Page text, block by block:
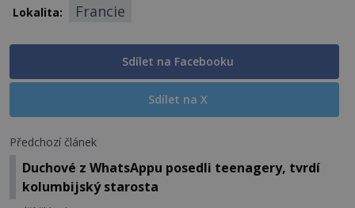
Lokalita: Francie
Sdílet na Facebooku
Sdílet na X
Předchozí článek
Duchové z WhatsAppu posedli teenagery, tvrdí
kolumbijský starosta